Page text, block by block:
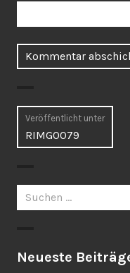
Veröffentlicht unter
RIMG0079
Suchen
nach:
Neueste